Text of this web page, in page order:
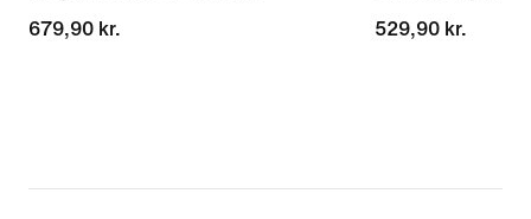
679,90 kr.
679,90 kr.
529,90 kr.
529,90 kr.